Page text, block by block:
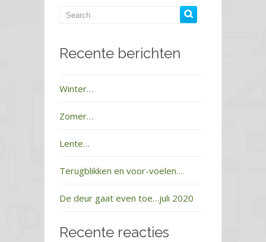
Recente berichten
Winter…
Zomer…
Lente…
Terugblikken en voor-voelen…
De deur gaat even toe…juli 2020
Recente reacties